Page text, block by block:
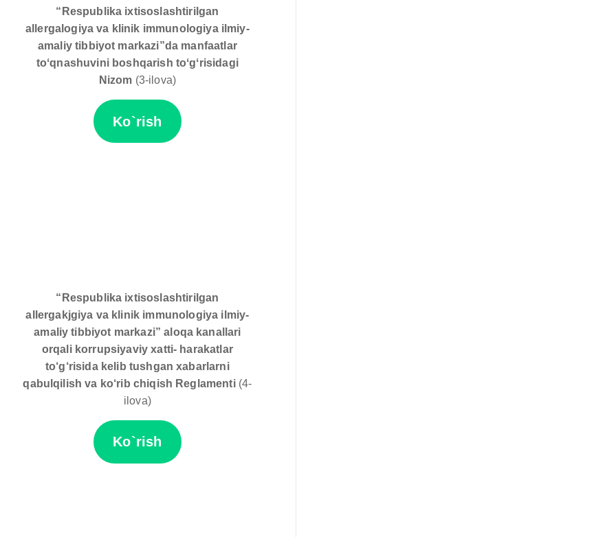
“Respublika ixtisoslashtirilgan
allergalogiya va klinik immunologiya ilmiy-
amaliy tibbiyot markazi”da manfaatlar
toʻqnashuvini boshqarish toʻgʻrisidagi
Nizom (3-ilova)
Ko`rish
“Respublika ixtisoslashtirilgan
allergakjgiya va klinik immunologiya ilmiy-
amaliy tibbiyot markazi” aloqa kanallari
orqali korrupsiyaviy xatti- harakatlar
to‘g‘risida kelib tushgan xabarlarni
qabulqilish va ko‘rib chiqish Reglamenti(4-
ilova)
Ko`rish